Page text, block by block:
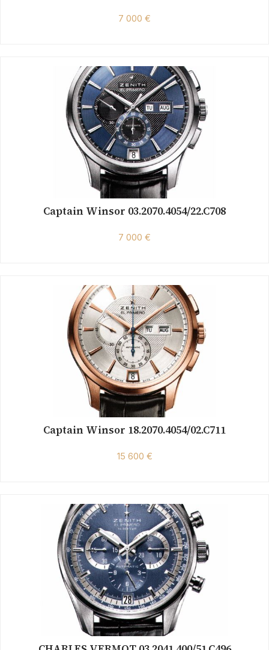
7 000 €
Captain Winsor 03.2070.4054/22.C708
7 000 €
Captain Winsor 18.2070.4054/02.C711
15 600 €